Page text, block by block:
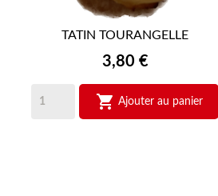
APERÇU RAPIDE
TATIN TOURANGELLE
Prix
3,80 €
 Ajouter au panier